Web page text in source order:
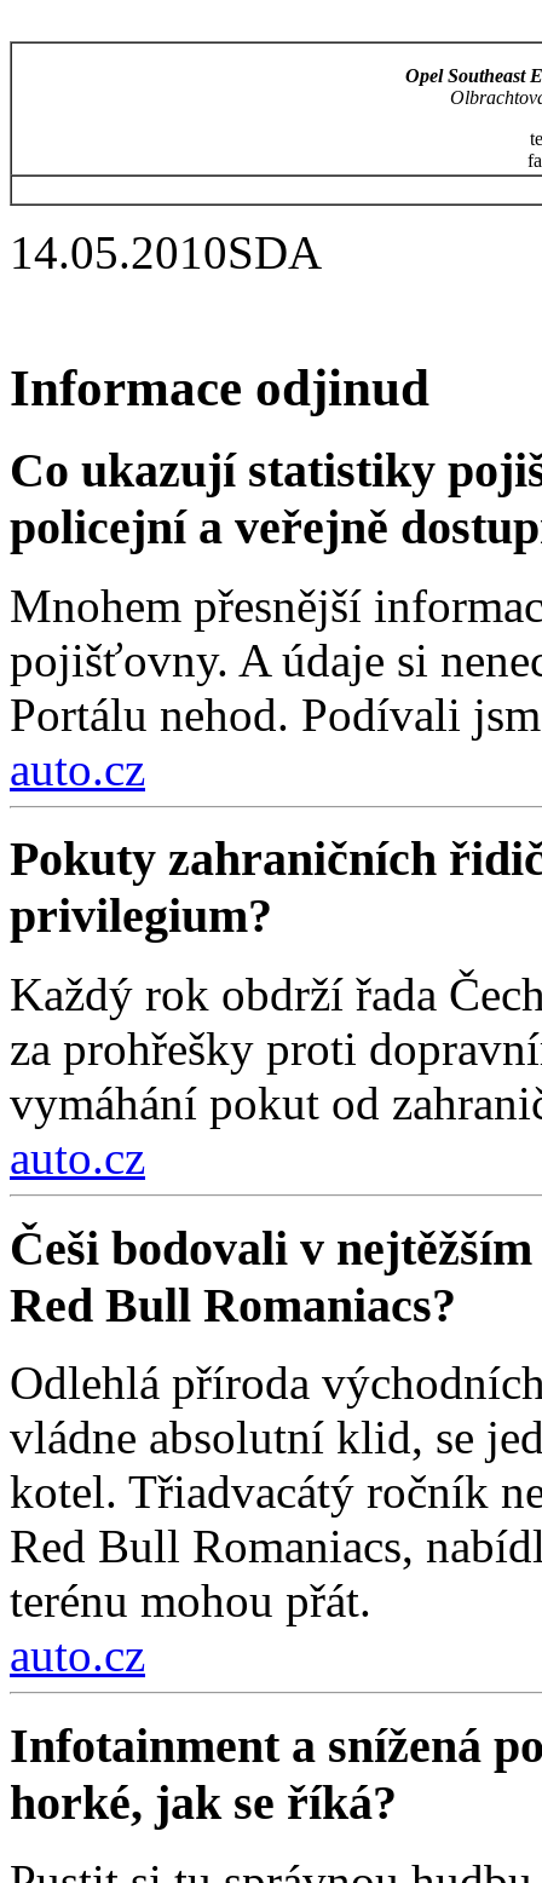
Opel Southeast
14.05.2010SDA
Informace odjinud
Co ukazují statistiky
policejní a veřejně
Mnohem přesnější
pojišťovny. A údaje si
Portálu nehod. Podívali
auto.cz
Pokuty zahraničních
privilegium?
Každý rok obdrží řada
za prohřešky proti
vymáhání pokut od
auto.cz
Češi bodovali v
Red Bull Romaniacs?
Odlehlá příroda
vládne absolutní klid, se
kotel. Třiadvacátý ročník
Red Bull Romaniacs,
terénu mohou přát.
auto.cz
Infotainment a snížená
horké, jak se říká?